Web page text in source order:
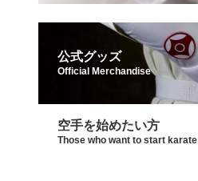
公式グッズ
Official Merchandise
空手を始めたい方
Those who want to start karate